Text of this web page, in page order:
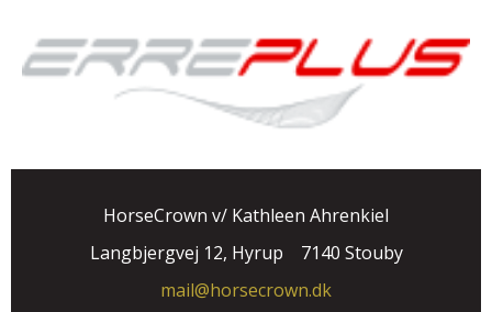
HorseCrown v/ Kathleen Ahrenkiel
Langbjergvej 12, Hyrup
7140 Stouby
mail@horsecrown.dk